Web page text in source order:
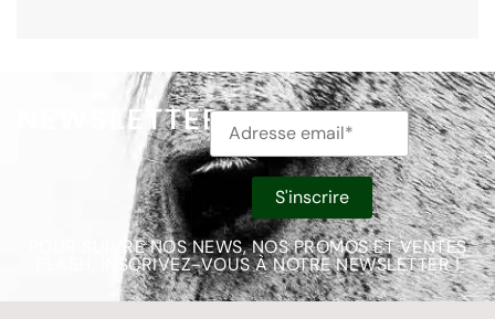
NEWSLETTER
POUR SUIVRE NOS NEWS, NOS PROMOS ET VENTES
FLASH, INSCRIVEZ-VOUS À NOTRE NEWSLETTER !